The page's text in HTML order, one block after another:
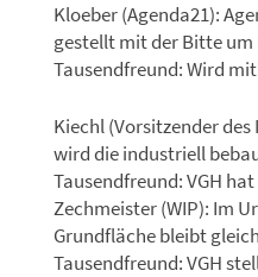
Kloeber (Agenda21):
gestellt mit der Bitte um
Tausendfreund: Wird
Kiechl (Vorsitzender
wird die industriell
Tausendfreund: VGH
Zechmeister (WIP): Im
Grundfläche bleibt
Tausendfreund: VGH